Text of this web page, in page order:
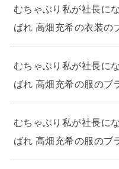
むちゃぶり私が社長に
ばれ 高畑充希の衣装の
むちゃぶり私が社長に
ばれ 高畑充希の服のブ
むちゃぶり私が社長に
ばれ 高畑充希の服のブ